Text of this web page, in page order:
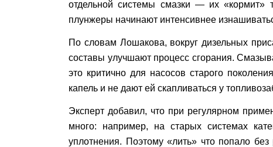
отдельной системы смазки — их «кормит»
плунжеры начинают интенсивнее
По словам Лошакова, вокруг дизельных
составы улучшают процесс сгорания.
это критично для насосов старого
капель и не дают ей скапливаться у
Эксперт добавил, что при регулярном
много: например, на старых системах
уплотнения. Поэтому «лить» что попало